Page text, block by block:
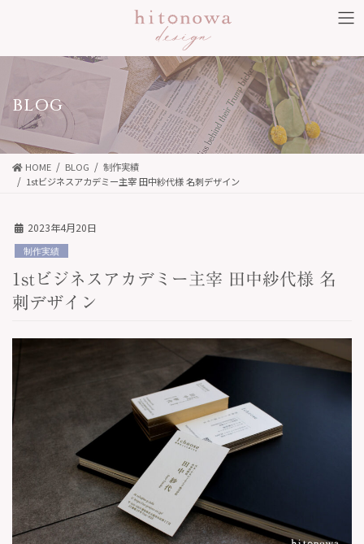
に
動
ョ
に
BLOG
HOME BLOG
制作実績
1stビジネスアカデミー主宰 田中紗代様 名刺デザイン
2023年4月20日
制作実績
1stビジネスアカデミー主宰 田中紗代様 名
刺デザイン